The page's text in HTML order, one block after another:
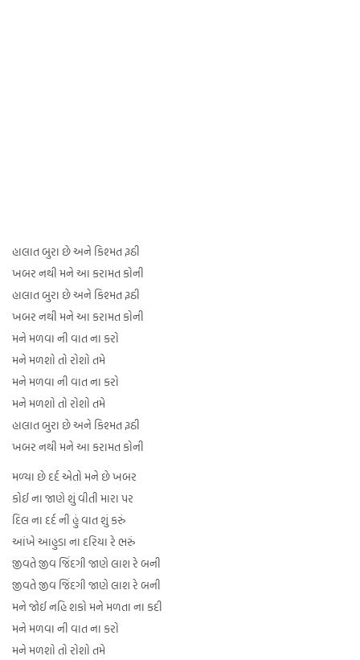
હાલાત બુરા છે અને કિશ્મત રૂઠી
ખબર નથી મને આ કરામત કોની
હાલાત બુરા છે અને કિશ્મત રૂઠી
ખબર નથી મને આ કરામત કોની
મને મળવા ની વાત ના કરો
મને મળશો તો રોશો તમે
મને મળવા ની વાત ના કરો
મને મળશો તો રોશો તમે
હાલાત બુરા છે અને કિશ્મત રૂઠી
ખબર નથી મને આ કરામત કોની
મળ્યા છે દર્દ એતો મને છે ખબર
કોઈ ના જાણે શું વીતી મારા પર
દિલ ના દર્દ ની હું વાત શું કરું
આંખે આહુડા ના દરિયા રે ભરું
જીવતે જીવ જિંદગી જાણે લાશ રે બની
જીવતે જીવ જિંદગી જાણે લાશ રે બની
મને જોઈ નહિ શકો મને મળતા ના કદી
મને મળવા ની વાત ના કરો
મને મળશો તો રોશો તમે